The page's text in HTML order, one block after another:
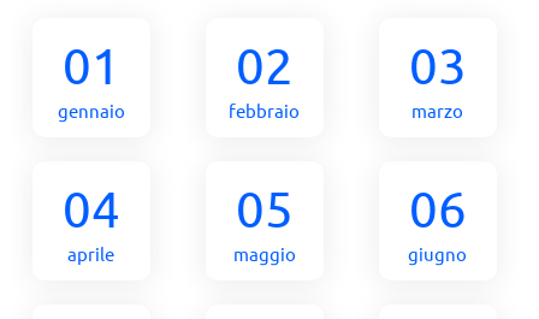
01
gennaio
02
febbraio
03
marzo
04
aprile
05
maggio
06
giugno